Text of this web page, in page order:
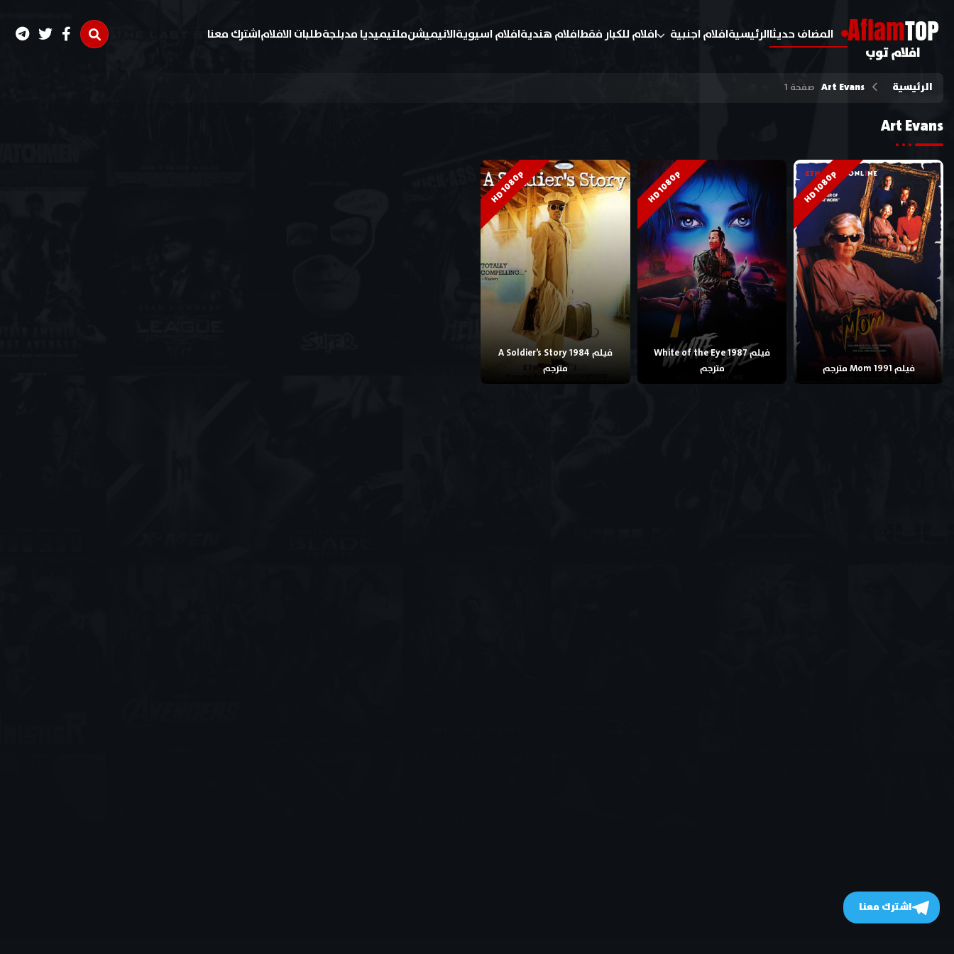
AflamTOP
افلام توب
المضاف حديثاالرئيسيةافلام اجنبية افلام للكبار فقطافلام هنديةافلام اسيويةالانيميشنملتيميديا مدبلجةطلبات الافلاماشترك معنا
الرئيسية Art Evans صفحة 1
Art Evans
HD 1080p
فيلم Mom 1991 مترجم
HD 1080p
فيلم White of the Eye 1987
مترجم
HD 1080p
فيلم A Soldier’s Story 1984
مترجم
اشترك معنا